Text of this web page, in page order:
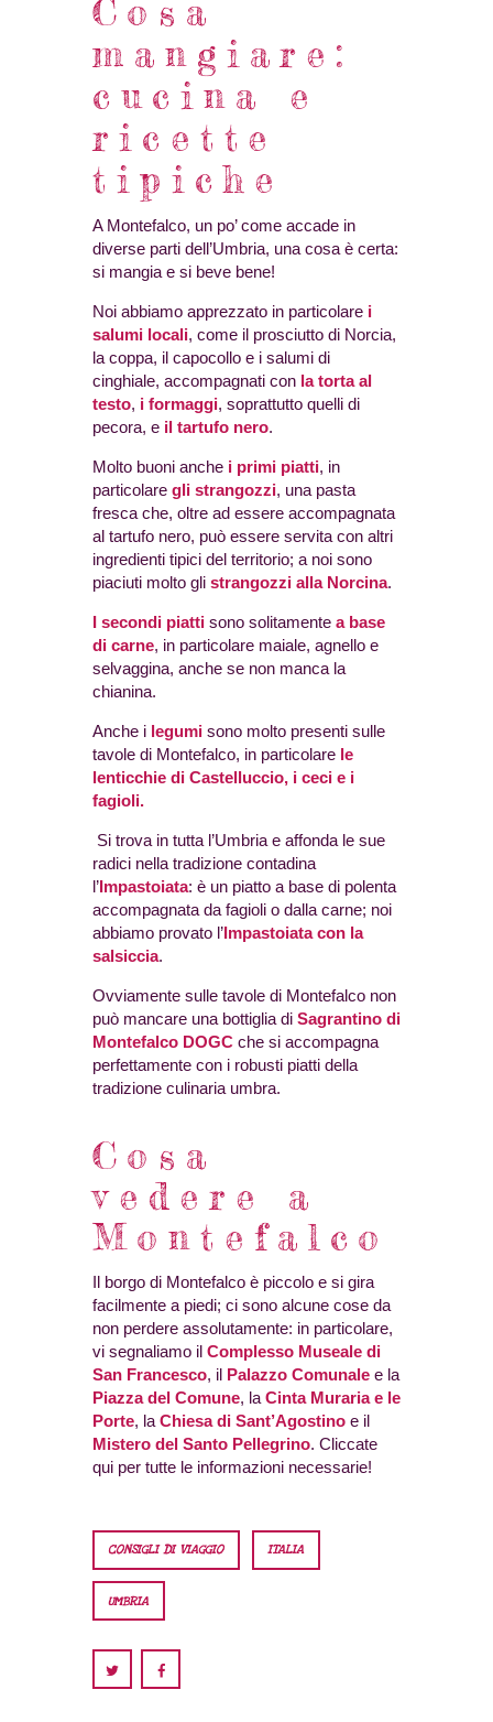
Cosa
mangiare:
cucina e
ricette
tipiche
A Montefalco, un po’ come accade in
diverse parti dell’Umbria, una cosa è certa:
si mangia e si beve bene!
Noi abbiamo apprezzato in particolare i
salumi locali, come il prosciutto di Norcia,
la coppa, il capocollo e i salumi di
cinghiale, accompagnati con la torta al
testo, i formaggi, soprattutto quelli di
pecora, e il tartufo nero.
Molto buoni anche i primi piatti, in
particolare gli strangozzi, una pasta
fresca che, oltre ad essere accompagnata
al tartufo nero, può essere servita con altri
ingredienti tipici del territorio; a noi sono
piaciuti molto gli strangozzi alla Norcina.
I secondi piatti sono solitamente a base
di carne, in particolare maiale, agnello e
selvaggina, anche se non manca la
chianina.
Anche i legumi sono molto presenti sulle
tavole di Montefalco, in particolare le
lenticchie di Castelluccio, i ceci e i
fagioli.
Si trova in tutta l’Umbria e affonda le sue
radici nella tradizione contadina
l’Impastoiata: è un piatto a base di polenta
accompagnata da fagioli o dalla carne; noi
abbiamo provato l’Impastoiata con la
salsiccia.
Ovviamente sulle tavole di Montefalco non
può mancare una bottiglia di Sagrantino di
Montefalco DOGC che si accompagna
perfettamente con i robusti piatti della
tradizione culinaria umbra.
Cosa
vedere a
Montefalco
Il borgo di Montefalco è piccolo e si gira
facilmente a piedi; ci sono alcune cose da
non perdere assolutamente: in particolare,
vi segnaliamo il Complesso Museale di
San Francesco, il Palazzo Comunale e la
Piazza del Comune, la Cinta Muraria e le
Porte, la Chiesa di Sant’Agostino e il
Mistero del Santo Pellegrino. Cliccate
qui per tutte le informazioni necessarie!
CONSIGLI DI VIAGGIO ITALIA
UMBRIA